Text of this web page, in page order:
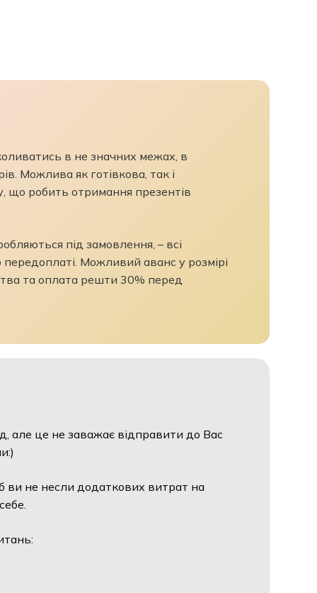
в не значних межах, в
Можлива як готівкова, так і
що робить отримання презентів
під замовлення, – всі
Можливий аванс у розмірі
та оплата решти 30% перед
але це не заважає відправити до Вас
не несли додаткових витрат на